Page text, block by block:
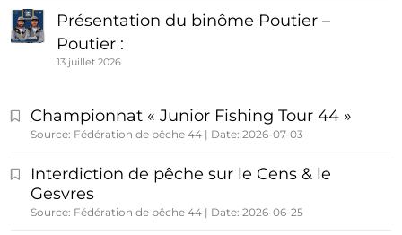
Présentation du binôme Poutier –
Poutier :
13 juillet 2026
Championnat « Junior Fishing Tour 44 »
Source: Fédération de pêche 44 Date: 2026-07-03
Interdiction de pêche sur le Cens & le
Gesvres
Source: Fédération de pêche 44 Date: 2026-06-25